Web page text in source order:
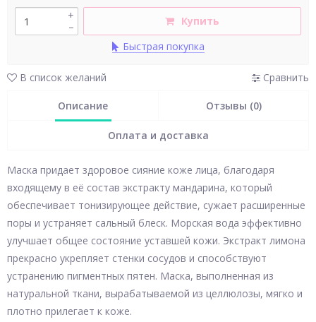
–
+
Купить
Быстрая покупка
В список желаний Сравнить
Описание Отзывы (0)
Оплата и доставка
Маска придает здоровое сияние коже лица, благодаря
входящему в её состав экстракту мандарина, который
обеспечивает тонизирующее действие, сужает расширенные
поры и устраняет сальный блеск. Морская вода эффективно
улучшает общее состояние уставшей кожи. Экстракт лимона
прекрасно укрепляет стенки сосудов и способствуют
устранению пигментных пятен. Маска, выполненная из
натуральной ткани, вырабатываемой из целлюлозы, мягко и
плотно прилегает к коже.